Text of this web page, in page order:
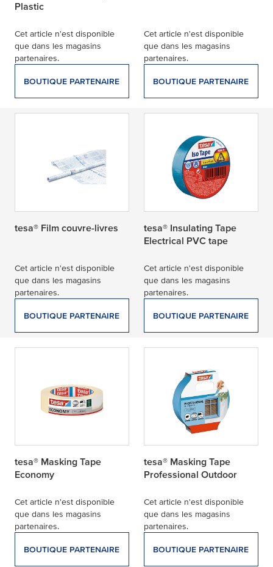
Plastic
Cet article n'est disponible
que dans les magasins
partenaires.
BOUTIQUE PARTENAIRE
Cet article n'est disponible
que dans les magasins
partenaires.
BOUTIQUE PARTENAIRE
tesa® Film couvre-livres
Cet article n'est disponible
que dans les magasins
partenaires.
BOUTIQUE PARTENAIRE
tesa® Insulating Tape
Electrical PVC tape
Cet article n'est disponible
que dans les magasins
partenaires.
BOUTIQUE PARTENAIRE
tesa® Masking Tape
Economy
Cet article n'est disponible
que dans les magasins
partenaires.
BOUTIQUE PARTENAIRE
tesa® Masking Tape
Professional Outdoor
Cet article n'est disponible
que dans les magasins
partenaires.
BOUTIQUE PARTENAIRE